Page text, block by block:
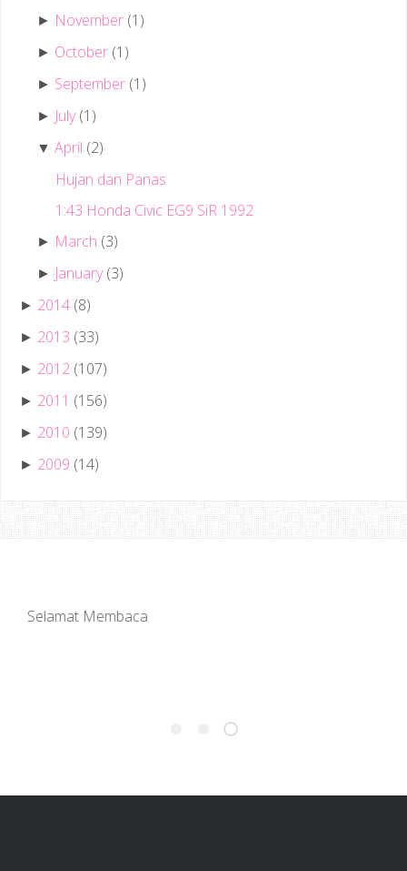
► November (1)
► October (1)
► September (1)
► July (1)
▼April (2)
Hujan dan Panas
1:43 Honda Civic EG9 SiR 1992
► March (3)
► January (3)
► 2014 (8)
► 2013 (33)
► 2012 (107)
► 2011 (156)
► 2010 (139)
► 2009 (14)
Jemput Datang Lagi